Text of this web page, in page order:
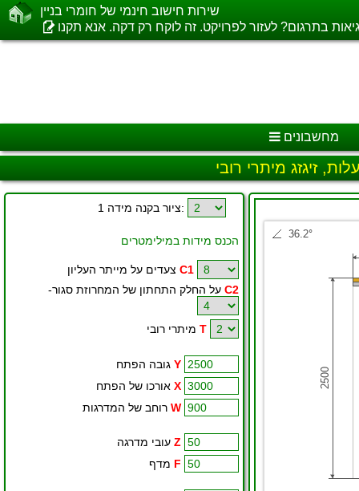
שירות חישוב חינמי של חומרי בניין
בתרגום? לעזור לפרויקט. זה לוקח רק דקה. אנא תקנו
מחשבונים
ציור בקנה מידה 1:
הכנס מידות במילימטרים
C1
C2
T
Y
X
W
Z
F